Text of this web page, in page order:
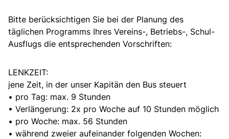
Bitte berücksichtigen Sie bei der Planung des
täglichen Programms Ihres Vereins-, Betriebs-, Schul-
Ausflugs die entsprechenden Vorschriften:
LENKZEIT:
jene Zeit, in der unser Kapitän den Bus steuert
• pro Tag: max. 9 Stunden
• Verlängerung: 2x pro Woche auf 10 Stunden möglich
• pro Woche: max. 56 Stunden
• während zweier aufeinander folgenden Wochen: